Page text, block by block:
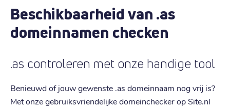
Beschikbaarheid van .as
domeinnamen checken
.as controleren met onze handige tool
Benieuwd of jouw gewenste .as domeinnaam nog vrij is?
Met onze gebruiksvriendelijke domeinchecker op Site.nl